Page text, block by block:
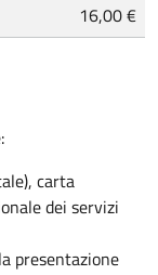
16,00 €
carta
dei servizi
presentazione